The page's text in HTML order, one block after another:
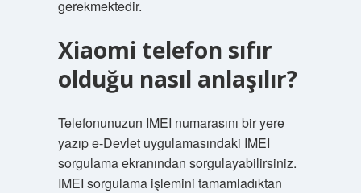
gerekmektedir.
Xiaomi telefon sıfır
olduğu nasıl anlaşılır?
Telefonunuzun IMEI numarasını bir yere
yazıp e-Devlet uygulamasındaki IMEI
sorgulama ekranından sorgulayabilirsiniz.
IMEI sorgulama işlemini tamamladıktan